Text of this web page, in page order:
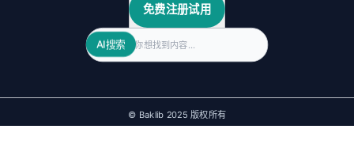
免费注册试用
Search
AI搜索
© Baklib 2025 版权所有